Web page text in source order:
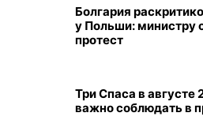
Болгария
у Польши: министру
протест
Три Спаса в августе
важно соблюдать в